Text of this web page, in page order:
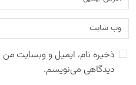
ذخیره نام، ایمیل و وبسایت من
دیدگاهی می‌نویسم.